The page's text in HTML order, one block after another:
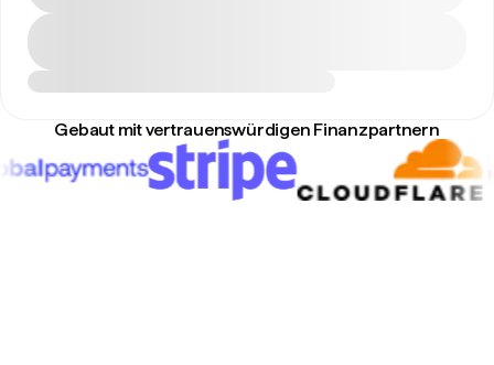
Gebaut mit vertrauenswürdigen Finanzpartnern